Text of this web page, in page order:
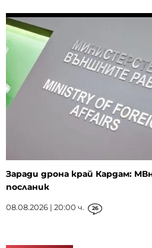
Заради дрона край Кардам:
посланик
08.08.2026 | 20:00 ч. 26